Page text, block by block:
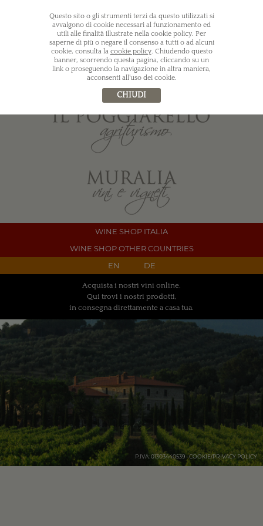
WINE SHOP ITALIA
WINE SHOP OTHER COUNTRIES
EN
DE
Acquista i nostri vini online.
Qui trovi i nostri prodotti,
in consegna direttamente a casa tua.
P.IVA: 01303440539-COOKIE/PRIVACY POLICY
Questo sito o gli strumenti terzi da questo utilizzati si
avvalgono di cookie necessari al funzionamento ed
utili alle finalità illustrate nella cookie policy. Per
saperne di più o negare il consenso a tutti o ad alcuni
cookie, consulta la cookie policy. Chiudendo questo
banner, scorrendo questa pagina, cliccando su un
link o proseguendo la navigazione in altra maniera,
acconsenti all’uso dei cookie.
CHIUDI